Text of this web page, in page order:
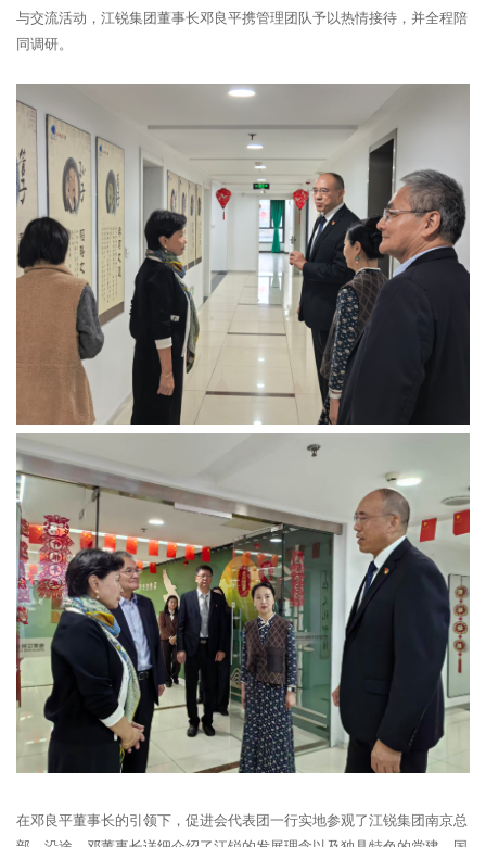
与交流活动，江锐集团董事长邓良平携管理团队予以热情接待，并全程陪
同调研。
在邓良平董事长的引领下，促进会代表团一行实地参观了江锐集团南京总